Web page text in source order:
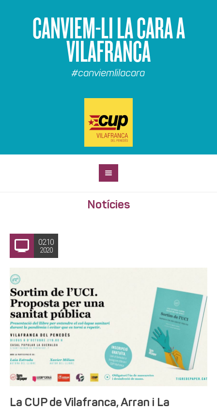
CANVIEM-LI LA CARA A
VILAFRANCA
#canviemlilacara
Notícies
02.10
2020
La CUP de Vilafranca, Arran i La